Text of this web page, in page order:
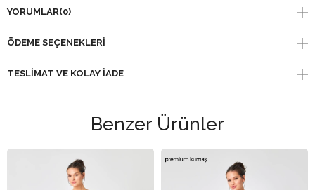
YORUMLAR(0)
ÖDEME SEÇENEKLERI
TESLIMAT VE KOLAY İADE
Benzer Ürünler